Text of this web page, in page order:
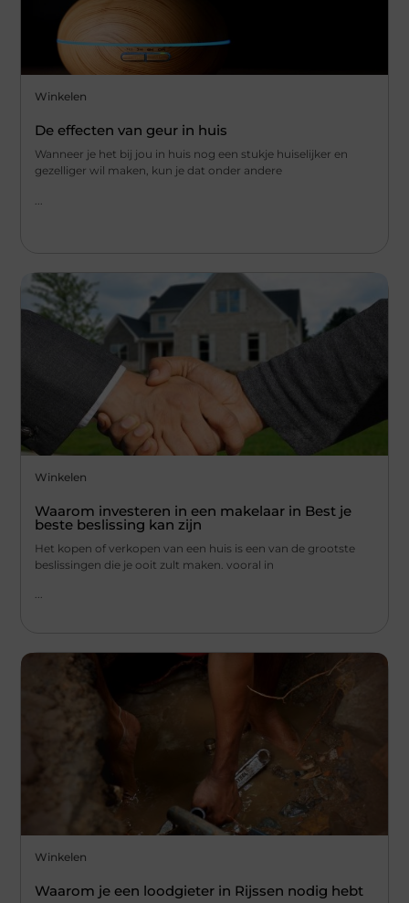
Winkelen
De effecten van geur in huis
Wanneer je het bij jou in huis nog een stukje huiselijker en
gezelliger wil maken, kun je dat onder andere
Winkelen
Waarom investeren in een makelaar in Best je
beste beslissing kan zijn
Het kopen of verkopen van een huis is een van de grootste
beslissingen die je ooit zult maken. vooral in
Winkelen
Waarom je een loodgieter in Rijssen nodig hebt